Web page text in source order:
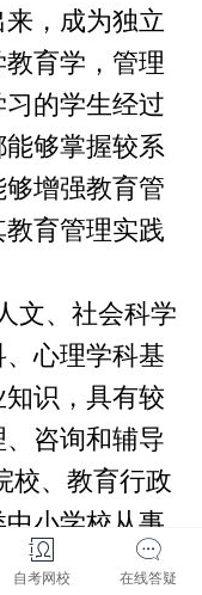
，成为独立
育学，管理
的学生经过
够掌握较系
增强教育管
育管理实践
文、社会科学
心理学科基
识，具有较
咨询和辅导
校、教育行政
小学校从事
辅导等方面工
自考网校 在线答疑